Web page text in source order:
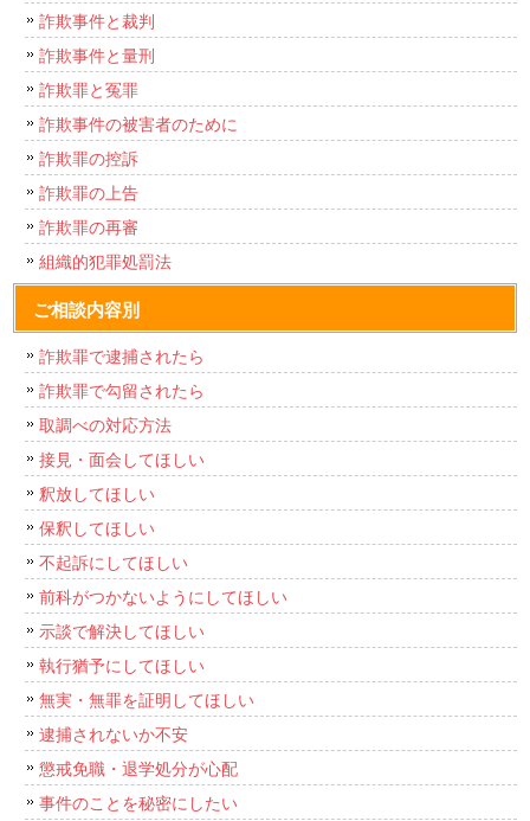
詐欺事件と裁判
詐欺事件と量刑
詐欺罪と冤罪
詐欺事件の被害者のために
詐欺罪の控訴
詐欺罪の上告
詐欺罪の再審
組織的犯罪処罰法
ご相談内容別
詐欺罪で逮捕されたら
詐欺罪で勾留されたら
取調べの対応方法
接見・面会してほしい
釈放してほしい
保釈してほしい
不起訴にしてほしい
前科がつかないようにしてほしい
示談で解決してほしい
執行猶予にしてほしい
無実・無罪を証明してほしい
逮捕されないか不安
懲戒免職・退学処分が心配
事件のことを秘密にしたい